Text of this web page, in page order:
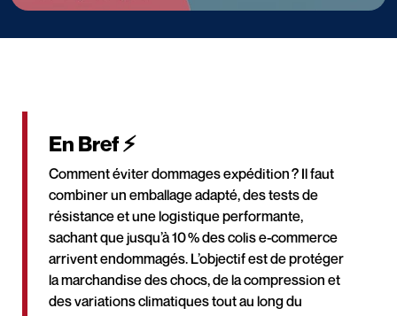
En Bref ⚡
Comment éviter dommages expédition ? Il faut
combiner un emballage adapté, des tests de
résistance et une logistique performante,
sachant que jusqu’à 10 % des colis e-commerce
arrivent endommagés. L’objectif est de protéger
la marchandise des chocs, de la compression et
des variations climatiques tout au long du